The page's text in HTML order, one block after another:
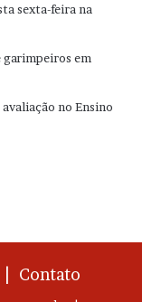
sexta-feira na
em
no Ensino
Contato